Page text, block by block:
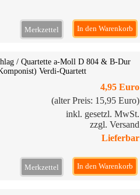
In den Warenkorb
Merkzettel
/ Quartette a-Moll D 804 & B-Dur
Verdi-Quartett
4,95 Euro
(alter Preis: 15,95 Euro)
inkl. gesetzl. MwSt.
zzgl. Versand
Lieferbar
In den Warenkorb
Merkzettel